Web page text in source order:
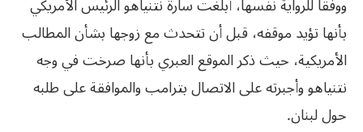
بأنها تؤيد موقفه، قبل أن تتحدث مع زوجها بشأن المطالب
الأمريكية، حيث ذكر الموقع العبري بأنها صرخت في وجه
نتنياهو وأجبرته على الاتصال بترامب والموافقة على طلبه
حول لبنان.